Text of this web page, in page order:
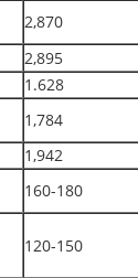
2,870
2,895
1.628
1,784
1,942
160-180
120-150